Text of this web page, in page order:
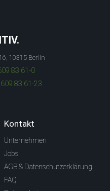
10315 Berlin
83 61-0
83 61-23
Kontakt
Unternehmen
Jobs
AGB & Datenschutzerklärung
FAQ